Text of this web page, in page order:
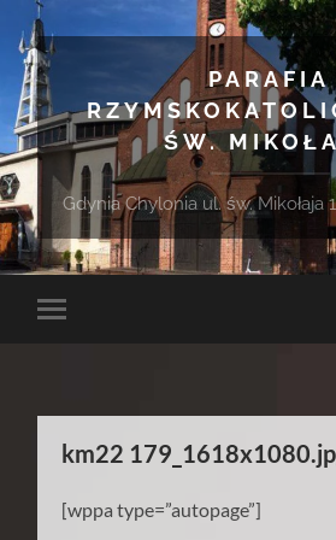
PARAFIA
ŚW.
Gdynia Chylonia ul. św. Mikołaja
Toggle
km22
[wppa type=”autopage”]